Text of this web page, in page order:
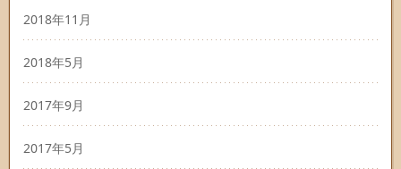
2018年11月
2018年5月
2017年9月
2017年5月